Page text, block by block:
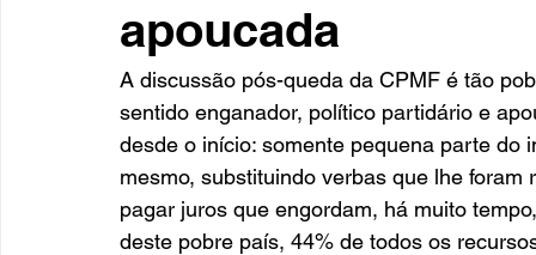
apoucada
A discussão pós-queda da CPMF é tão
sentido enganador, político partidário e
desde o início: somente pequena parte
mesmo, substituindo verbas que lhe
pagar juros que engordam, há muito
deste pobre país, 44% de todos os